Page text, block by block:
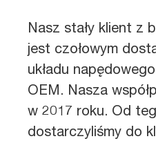
Nasz stały klient z
jest czołowym
układu
OEM. Nasza
w 2017 roku. Od
dostarczyliśmy do